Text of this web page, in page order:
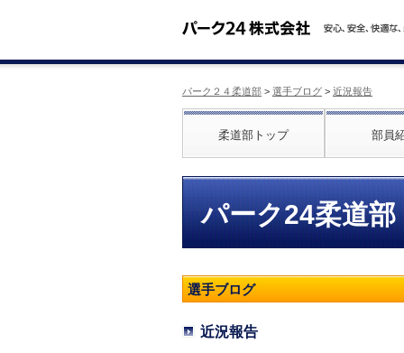
パーク２４柔道部 > 選手ブログ > 近況報告
柔道部トップ 部員
パーク24柔道部
選手ブログ
近況報告